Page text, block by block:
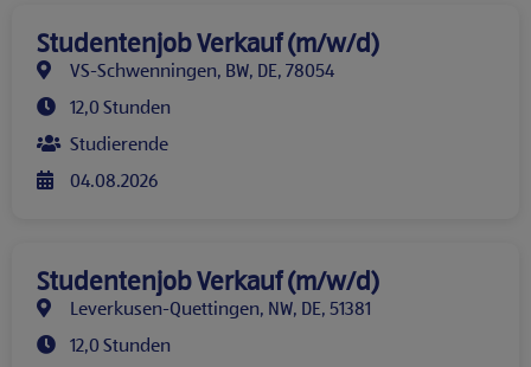
Studentenjob Verkauf (m/w/d)
VS-Schwenningen, BW, DE, 78054
12,0 Stunden
Studierende
04.08.2026
Studentenjob Verkauf (m/w/d)
Leverkusen-Quettingen, NW, DE, 51381
12,0 Stunden